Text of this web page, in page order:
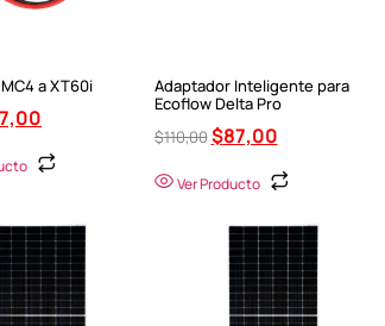
a XT60i
Adaptador Inteligente para
Ecoflow Delta Pro
$110,00$87,00
Ver Producto